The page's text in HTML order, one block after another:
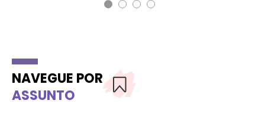
NAVEGUE POR
ASSUNTO